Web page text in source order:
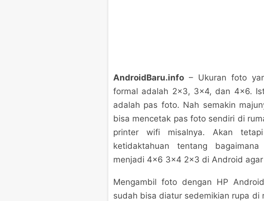
AndroidBaru.info – Ukuran foto
formal adalah 2×3, 3×4, dan 4×6.
adalah pas foto. Nah semakin
bisa mencetak pas foto sendiri di
printer wifi misalnya. Akan
ketidaktahuan tentang
menjadi 4×6 3×4 2×3 di Android
Mengambil foto dengan HP
sudah bisa diatur sedemikian rupa di